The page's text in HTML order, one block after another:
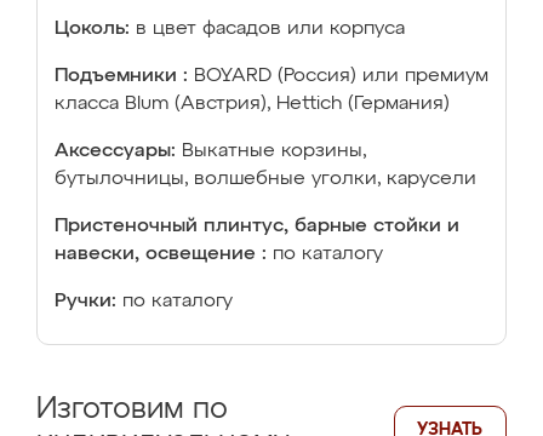
Цоколь: в цвет фасадов или корпуса
Подъемники : BOYARD (Россия) или премиум
класса Blum (Австрия), Hettich (Германия)
Аксессуары: Выкатные корзины,
бутылочницы, волшебные уголки, карусели
Пристеночный плинтус, барные стойки и
навески, освещение : по каталогу
Ручки: по каталогу
Изготовим по
УЗНАТЬ